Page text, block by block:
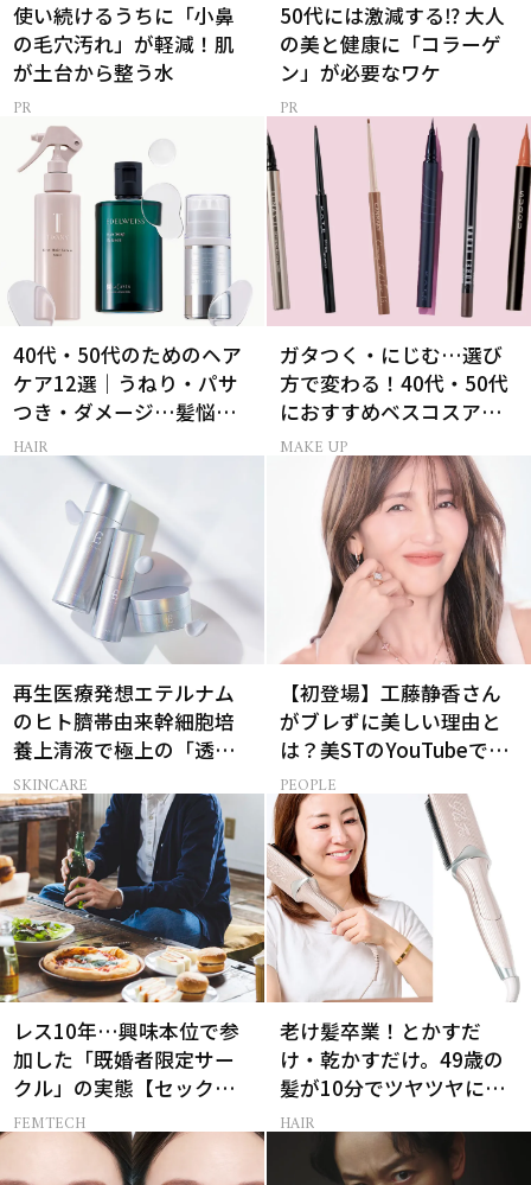
使い続けるうちに「小鼻
の毛穴汚れ」が軽減！肌
が土台から整う水
50代には激減する⁉ 大人
の美と健康に「コラーゲ
ン」が必要なワケ
40代・50代のためのヘア
ケア12選｜うねり・パサ
つき・ダメージ…髪悩み
から選ぶベスコス受賞コ
HAIR
ガタつく・にじむ…選び
方で変わる！40代・50代
におすすめベスコスアイ
ライナー9選
MAKE UP
再生医療発想エテルナム
のヒト臍帯由来幹細胞培
養上清液で極上の「透明
感ハリ肌」へ
SKINCARE
【初登場】工藤静香さん
がブレずに美しい理由と
は？美STのYouTubeでは
ALL私物の「ポーチの中
身」も大公開！
PEOPLE
レス10年…興味本位で参
加した「既婚者限定サー
クル」の実態【セックス
レス AND THE CITY -女た
ちの告白-】
FEMTECH
老け髪卒業！とかすだ
け・乾かすだけ。49歳の
髪が10分でツヤツヤにな
る最新ギア2選
HAIR